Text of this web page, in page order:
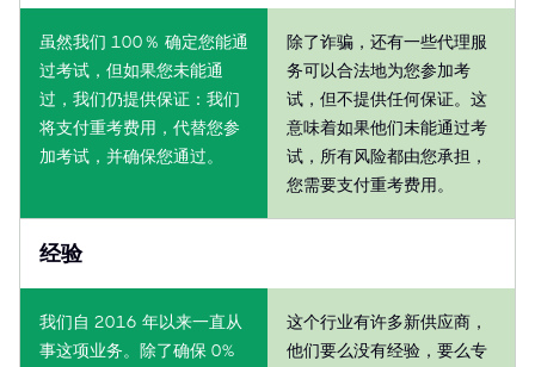
虽然我们 100％ 确定您能通
过考试，但如果您未能通
过，我们仍提供保证：我们
将支付重考费用，代替您参
加考试，并确保您通过。
除了诈骗，还有一些代理服
务可以合法地为您参加考
试，但不提供任何保证。这
意味着如果他们未能通过考
试，所有风险都由您承担，
您需要支付重考费用。
经验
我们自 2016 年以来一直从
事这项业务。除了确保 0%
这个行业有许多新供应商，
他们要么没有经验，要么专